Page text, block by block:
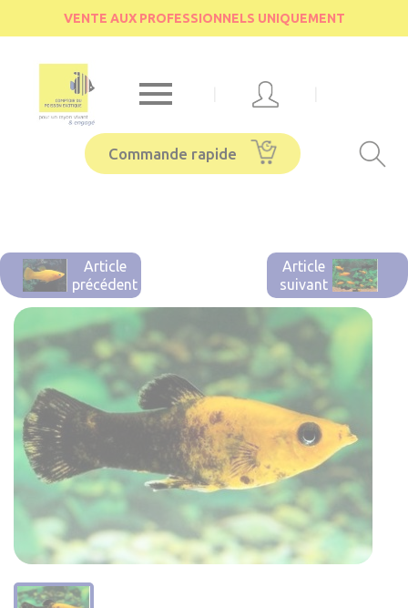
VENTE AUX PROFESSIONNELS UNIQUEMENT

Commande rapide
Article
précédent
Article
suivant